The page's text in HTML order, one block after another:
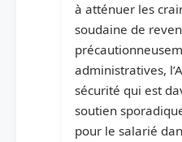
à atténuer les
soudaine de
administratives,
sécurité qui est
soutien
pour le salarié